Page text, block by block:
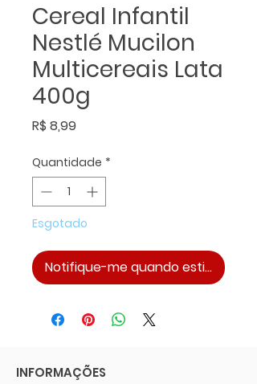
Cereal Infantil
Nestlé Mucilon
Multicereais Lata
400g
R$ 8,99Preço
Quantidade *
Esgotado
Notifique-me quando estiver
INFORMAÇÕES